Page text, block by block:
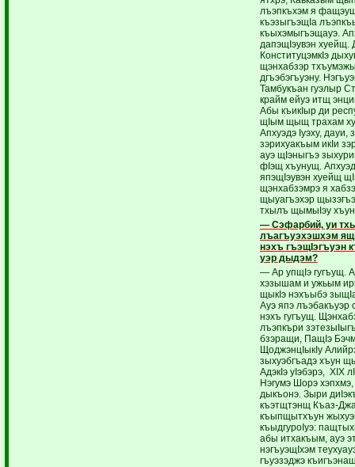
лъэпкъхэм я
къэзыгъэщIа
къыхэмыгъэщауэ.
дапэщIэувэн хуейщ.
КонституцэмкIэ
щэнхабзэр
дгъэбэгъуэну.
Тамбукъан гуэлыр
крайм ейуэ итщ
Абы къикIыр ди
щIым щыщ трахам
Апхуэдэ Iуэху, дауи,
зэрихуакъым икIи
ауэ щIэныгъэ
фIэщ хъунущ.
япэщIэувэн хуейщ
щэнхабзэмрэ я
щыуагъэхэр
тхылъ щымыIэу
— Сэфарбий, уи
лъагъуэхэшхэм
нэхъ гъэщIэгъуэн
уэр дыдэм?
— Ар упщIэ гугъущ. А
хэзышам и ужьым
щыкIэ нэхъыбэ
Ауэ япэ
нэхъ гугъущ.
лъэпкъри
бзэращи, ПащIэ
ЩоджэнцIыкIу
зыхуэбгъадэ хъун
АдэкIэ уIэбэрэ, XIX
Нэгумэ Шорэ
дыкъонэ. Зыри
къэтщтэнщ Къаз-
къыпщытхъун
къыдгуроIуэ:
абы итхакъым, ауэ
нэгъуэщIхэм
гъуэзэджэ